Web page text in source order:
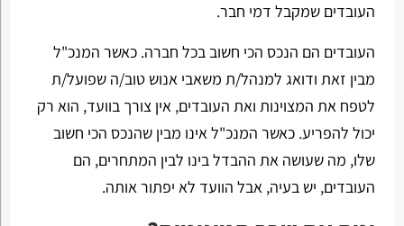
העובדים שמקבל דמי חבר.
העובדים הם הנכס הכי חשוב בכל חברה. כאשר המנכ"ל
מבין זאת ודואג למנהל/ת משאבי אנוש טוב/ה שפועל/ת
לטפח את המצוינות ואת העובדים, אין צורך בוועד, הוא רק
יכול להפריע. כאשר המנכ"ל אינו מבין שהנכס הכי חשוב
שלו, מה שעושה את ההבדל בינו לבין המתחרים, הם
העובדים, יש בעיה, אבל הוועד לא יפתור אותה.